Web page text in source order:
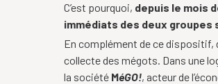
C’est pourquoi, depuis le mois
immédiats des deux groupes
En complément de ce dispositif,
collecte des mégots. Dans une
la société MéGO!, acteur de